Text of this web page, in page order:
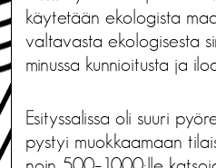
käytetään ekologista
valtavasta ekologisesta
minussa kunnioitusta ja
Esityssalissa oli suuri
pystyi muokkaamaan